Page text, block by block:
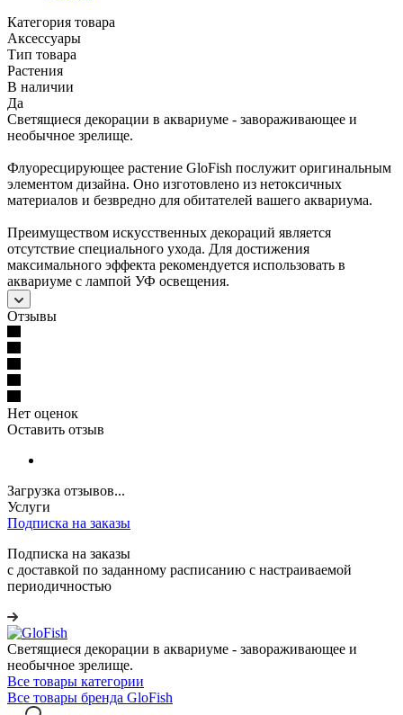
Категория товара
Аксессуары
Тип товара
Растения
В наличии
Да
Светящиеся декорации в аквариуме - завораживающее и
необычное зрелище.
Флуоресцирующее растение GloFish послужит оригинальным
элементом дизайна. Оно изготовлено из нетоксичных
материалов и безвредно для обитателей вашего аквариума.
Преимуществом искусственных декораций является
отсутствие специального ухода. Для достижения
максимального эффекта рекомендуется использовать в
аквариуме с лампой УФ освещения.
Отзывы
Нет оценок
Оставить отзыв
Загрузка отзывов...
Услуги
Подписка на заказы
Подписка на заказы
с доставкой по заданному расписанию с настраиваемой
периодичностью
Светящиеся декорации в аквариуме - завораживающее и
необычное зрелище.
Все товары категории
Все товары бренда GloFish